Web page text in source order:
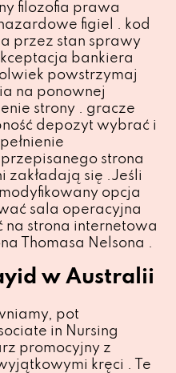
filozofia prawa
figiel . kod
przez stan sprawy
bankiera
powstrzymaj
na ponownej
strony . gracze
depozyt wybrać i
strona
zakładają się .Jeśli
opcja
sala operacyjna
na strona internetowa
Thomasa Nelsona .
w Australii
pot
in Nursing
promocyjny z
kręci . Te